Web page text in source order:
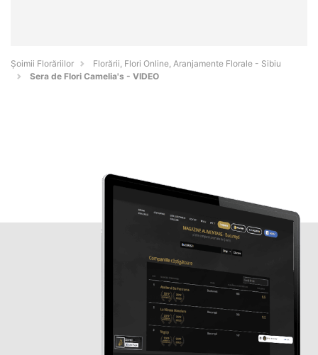
Șoimii Florăriilor
Florării, Flori Online, Aranjamente Florale - Sibiu
Sera de Flori Camelia's - VIDEO